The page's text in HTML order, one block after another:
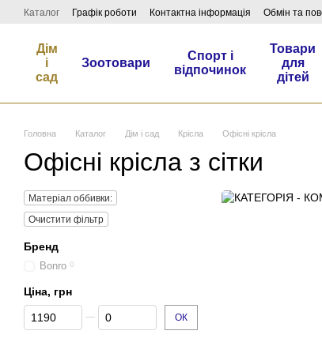
Перейти до основного контенту
Каталог Графік роботи Контактна інформація Обмін та
Дім
і
сад
Зоотовари
Спорт і
відпочинок
Товари
для
дітей
Головна Каталог Дім і сад Крісла Офісні крісла
Офісні крісла з сітки
Матеріал оббивки:
Очистити фільтр
Бренд
Bonro 0
Ціна, грн
Від Ціна, грн
До Ціна, грн ОК